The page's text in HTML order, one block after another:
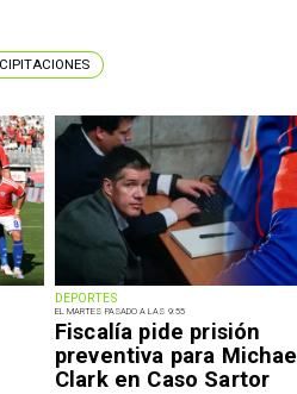
DEPORTES
EL MARTES PASADO A LAS 9:55
Fiscalía pide prisión
preventiva para Michael
Clark en Caso Sartor